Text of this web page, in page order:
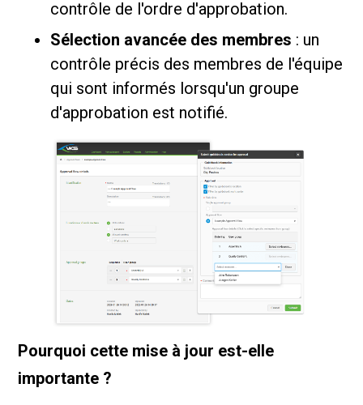
contrôle de l'ordre d'approbation.
Sélection avancée des membres : un
contrôle précis des membres de l'équipe
qui sont informés lorsqu'un groupe
d'approbation est notifié.
Pourquoi cette mise à jour est-elle
importante ?